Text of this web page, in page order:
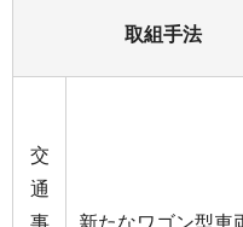
取組手法
交
通
事
新たなワゴン型車